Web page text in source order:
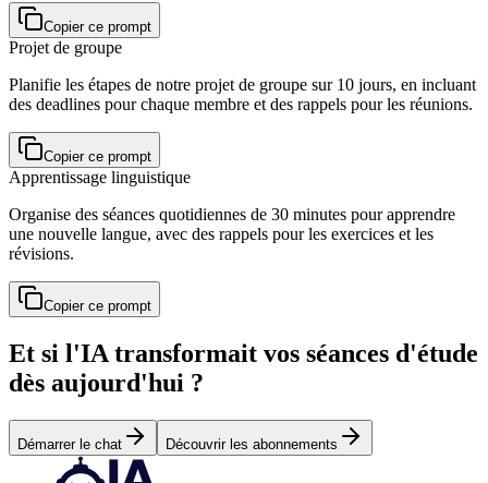
Copier ce prompt
Projet de groupe
Planifie les étapes de notre projet de groupe sur 10 jours, en incluant
des deadlines pour chaque membre et des rappels pour les réunions.
Copier ce prompt
Apprentissage linguistique
Organise des séances quotidiennes de 30 minutes pour apprendre
une nouvelle langue, avec des rappels pour les exercices et les
révisions.
Copier ce prompt
Et si l'IA transformait vos séances d'étude
dès aujourd'hui ?
Démarrer le chat Découvrir les abonnements